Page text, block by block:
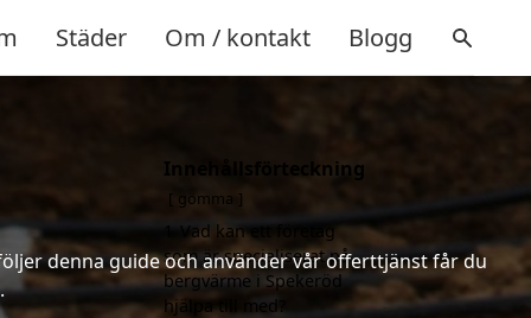
Städer Om / kontakt Blogg
denna guide och använder vår offerttjänst får du
Innehållsförteckning
gömma
1 Vad kan ett företag
som är specialiserat på
bergvärme i Spekeröd
hjälpa till med?